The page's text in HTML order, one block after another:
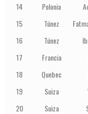
14
Polonia
15
Túnez
16
Túnez
17
Francia
18
Quebec
19
Suiza
20
Suiza